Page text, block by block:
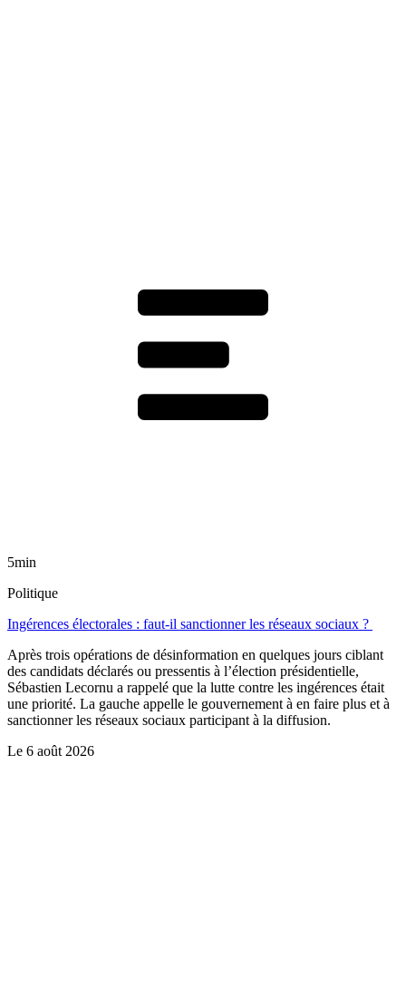
5min
Politique
Ingérences électorales : faut-il sanctionner les réseaux sociaux ?
Après trois opérations de désinformation en quelques jours ciblant
des candidats déclarés ou pressentis à l’élection présidentielle,
Sébastien Lecornu a rappelé que la lutte contre les ingérences était
une priorité. La gauche appelle le gouvernement à en faire plus et à
sanctionner les réseaux sociaux participant à la diffusion.
Le 6 août 2026